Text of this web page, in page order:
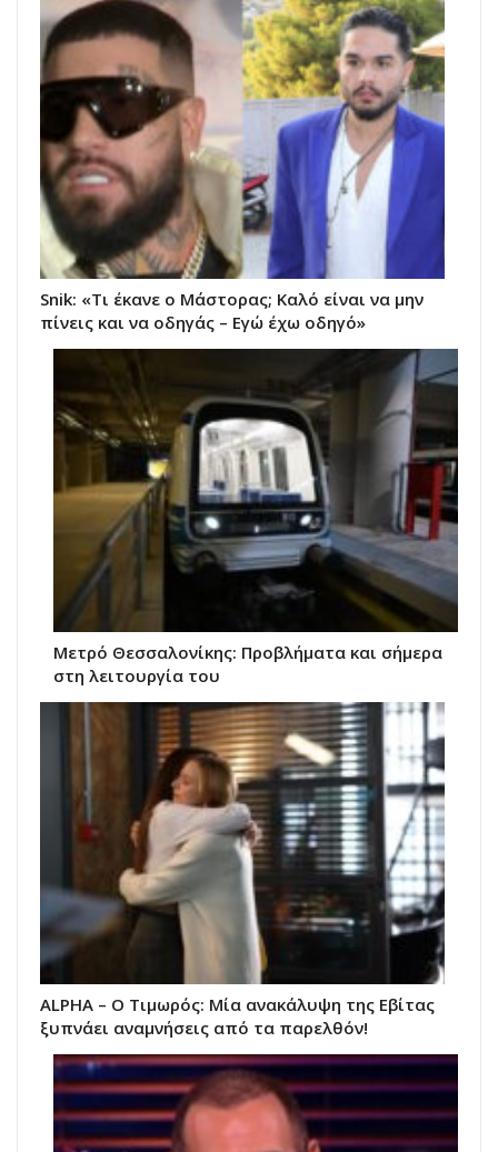
Snik: «Τι έκανε ο Μάστορας; Καλό είναι να μην
πίνεις και να οδηγάς – Εγώ έχω οδηγό»
Μετρό Θεσσαλονίκης: Προβλήματα και σήμερα
στη λειτουργία του
ALPHA – Ο Τιμωρός: Μία ανακάλυψη της Εβίτας
ξυπνάει αναμνήσεις από τα παρελθόν!